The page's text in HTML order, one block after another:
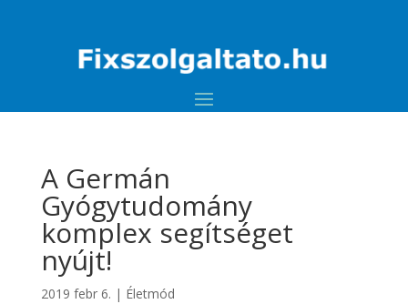
A Germán
Gyógytudomány
komplex segítséget
nyújt!
2019 febr 6. | Életmód